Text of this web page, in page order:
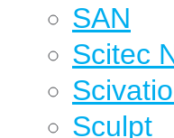
SAN
Scitec
Sculpt